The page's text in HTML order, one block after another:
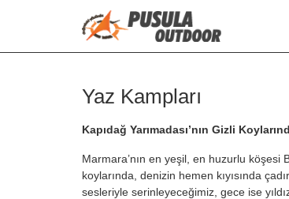
Yaz Kampları
Kapıdağ Yarımadası’nın Gizli
Marmara’nın en yeşil, en huzurlu köşesi
koylarında, denizin hemen kıyısında
sesleriyle serinleyeceğimiz, gece ise